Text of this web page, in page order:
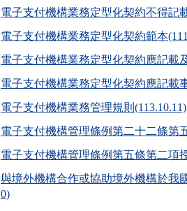
電子支付機構業務定型化契約不得記
電子支付機構業務定型化契約範本
電子支付機構業務定型化契約應記載
電子支付機構業務定型化契約應記載
電子支付機構業務管理規則(113.10.11)
電子支付機構管理條例第二十二條第
電子支付機構管理條例第五條第二項
與境外機構合作或協助境外機構於我
0)